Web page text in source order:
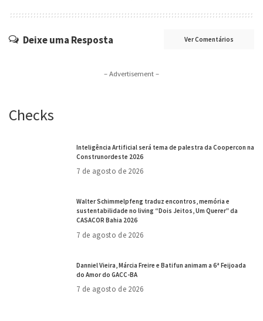
Deixe uma Resposta Ver Comentários
– Advertisement –
Checks
Inteligência Artificial será tema de palestra da Coopercon na
Construnordeste 2026
7 de agosto de 2026
Walter Schimmelpfeng traduz encontros, memória e
sustentabilidade no living “Dois Jeitos, Um Querer” da
CASACOR Bahia 2026
7 de agosto de 2026
Danniel Vieira, Márcia Freire e Batifun animam a 6ª Feijoada
do Amor do GACC-BA
7 de agosto de 2026